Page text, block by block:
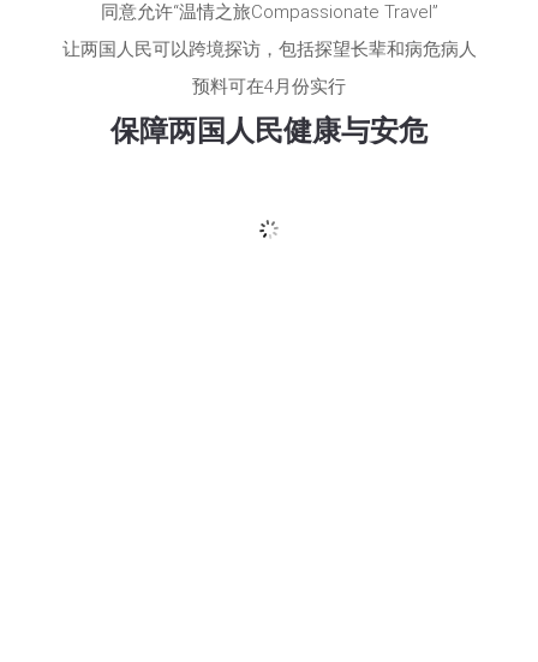
同意允许“温情之旅Compassionate Travel”
让两国人民可以跨境探访，包括探望长辈和病危病人
预料可在4月份实行
保障两国人民健康与安危